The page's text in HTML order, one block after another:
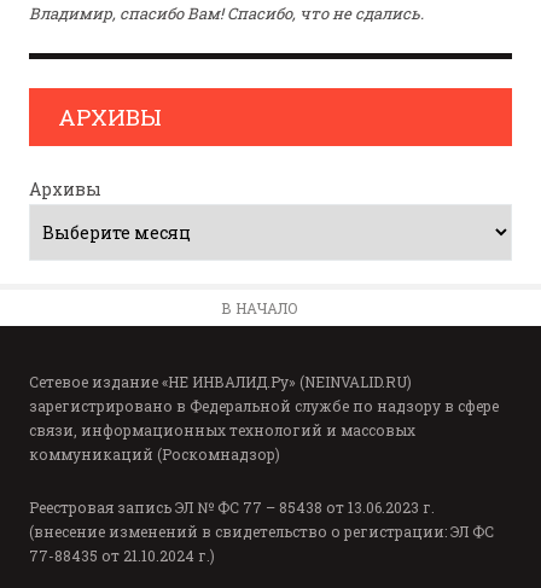
Владимир, спасибо Вам! Спасибо, что не сдались.
АРХИВЫ
Архивы
В НАЧАЛО
Сетевое издание «НЕ ИНВАЛИД.Ру» (NEINVALID.RU)
зарегистрировано в Федеральной службе по надзору в сфере
связи, информационных технологий и массовых
коммуникаций (Роскомнадзор)
Реестровая запись ЭЛ № ФС 77 – 85438 от 13.06.2023 г.
(внесение изменений в свидетельство о регистрации: ЭЛ ФС
77-88435 от 21.10.2024 г.)